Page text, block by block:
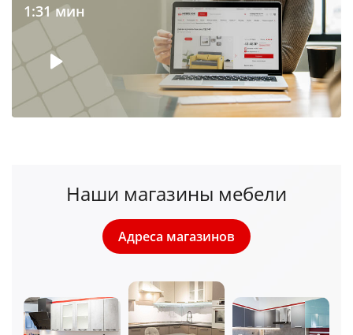
1:31 мин
Наши магазины мебели
Адреса магазинов